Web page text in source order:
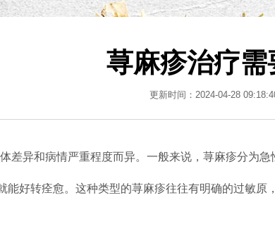
荨麻疹治疗需
更新时间：2024-04-28
差异和病情严重程度而异。一般来说，荨麻疹分为急
转痊愈。这种类型的荨麻疹往往有明确的过敏原